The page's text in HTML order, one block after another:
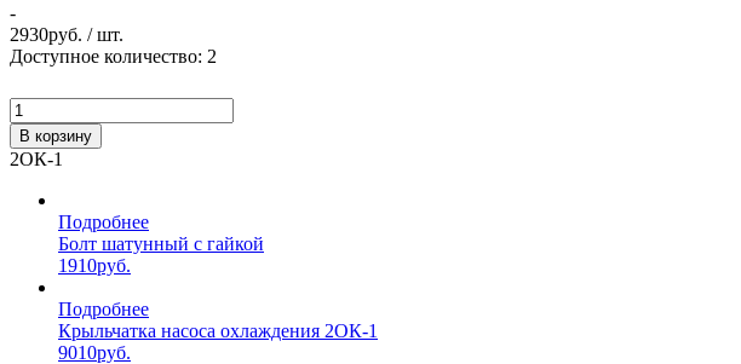
-
2930руб. / шт.
Доступное количество: 2
В корзину
2ОК-1
Подробнее
Болт шатунный с гайкой
1910руб.
Подробнее
Крыльчатка насоса охлаждения 2ОК-1
9010руб.